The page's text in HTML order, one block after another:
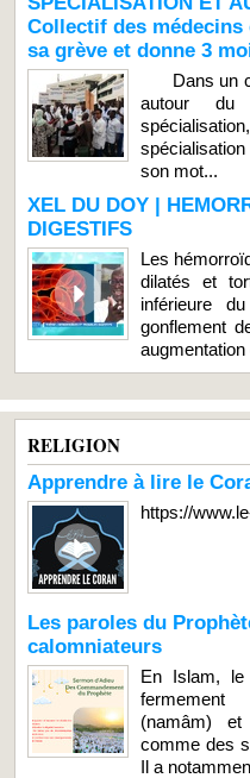
Collectif des
sa grève et donne 3
Dans un
autour
son mot...
XEL DU DOY |
DIGESTIFS
Les
dilatés et
inférieure
gonflement
augmentation
RELIGION
Apprendre à lire le
https://
Les paroles du
calomniateurs
En Islam, le
fermement
(namâm)
comme des
Il a